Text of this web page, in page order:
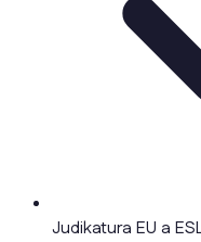
Judikatura EU a